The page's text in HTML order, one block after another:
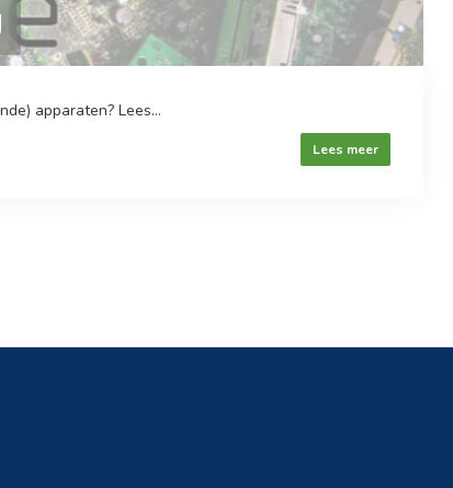
apparaten? Lees...
Lees meer